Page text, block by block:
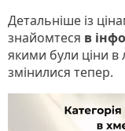
Детальніше із
знайомтеся в
якими були ціни в
змінилися тепер.